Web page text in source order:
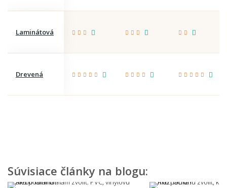
Laminátová
Drevená
Súvisiace články na blogu: